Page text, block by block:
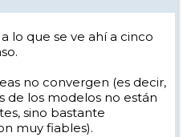
lo que se ve ahí a cinco
no convergen (es decir,
de los modelos no están
sino bastante
muy fiables).